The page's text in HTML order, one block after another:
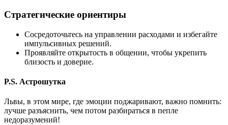
Стратегические ориентиры
Сосредоточьтесь на управлении расходами и избегайте
импульсивных решений.
Проявляйте открытость в общении, чтобы укрепить
близость и доверие.
P.S. Астрошутка
Львы, в этом мире, где эмоции поджаривают, важно помнить:
лучше разъяснить, чем потом разбираться в пепле
недоразумений!